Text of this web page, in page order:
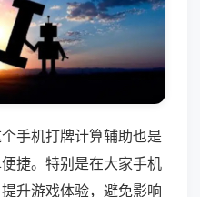
手机打牌计算辅助也是
捷。特别是在大家手机
升游戏体验，避免影响